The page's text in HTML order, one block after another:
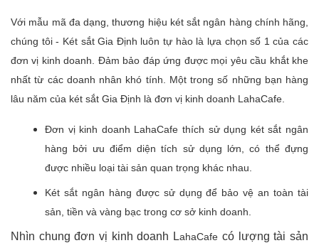
Với mẫu mã đa dạng, thương hiệu két sắt ngân hàng chính hãng,
chúng tôi - Két sắt Gia Định luôn tự hào là lựa chọn số 1 của các
đơn vị kinh doanh. Đảm bảo đáp ứng được mọi yêu cầu khắt khe
nhất từ các doanh nhân khó tính. Một trong số những bạn hàng
lâu năm của két sắt Gia Định là đơn vị kinh doanh LahaCafe.
Đơn vị kinh doanh LahaCafe thích sử dụng két sắt ngân
hàng bởi ưu điểm diện tích sử dụng lớn, có thể đựng
được nhiều loại tài sản quan trọng khác nhau.
Két sắt ngân hàng được sử dụng để bảo vệ an toàn tài
sản, tiền và vàng bạc trong cơ sở kinh doanh.
Nhìn chung đơn vị kinh doanh LahaCafe có lượng tài sản